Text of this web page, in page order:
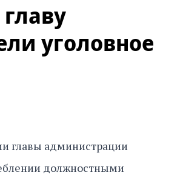
уголовное
главы администрации
должностными